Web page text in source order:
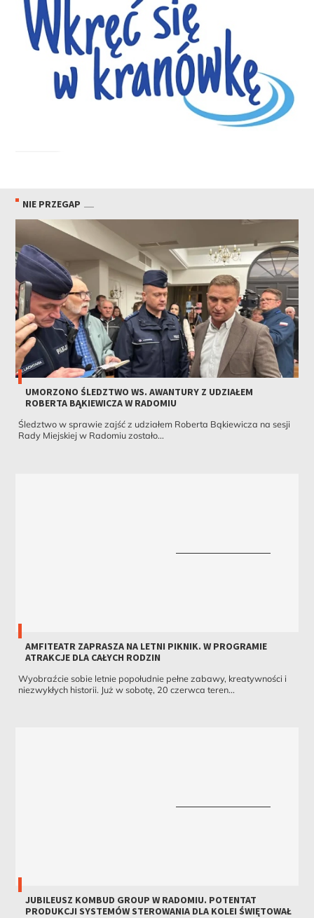
NIE PRZEGAP
UMORZONO ŚLEDZTWO WS. AWANTURY Z UDZIAŁEM
ROBERTA BĄKIEWICZA W RADOMIU
Śledztwo w sprawie zajść z udziałem Roberta Bąkiewicza na sesji
Rady Miejskiej w Radomiu zostało...
AMFITEATR ZAPRASZA NA LETNI PIKNIK. W PROGRAMIE
ATRAKCJE DLA CAŁYCH RODZIN
Wyobraźcie sobie letnie popołudnie pełne zabawy, kreatywności i
niezwykłych historii. Już w sobotę, 20 czerwca teren...
JUBILEUSZ KOMBUD GROUP W RADOMIU. POTENTAT
PRODUKCJI SYSTEMÓW STEROWANIA DLA KOLEI ŚWIĘTOWAŁ